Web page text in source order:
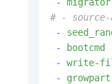
# - source-
-
-
bootcmd
-
write-
-
growpart